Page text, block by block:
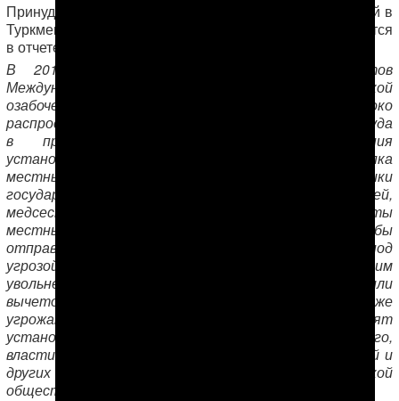
Принудительный труд является крупнейшей проблемой в
Туркменистане в отношении торговли людьми, говорится
в отчете Госдепа.
В 2016 году в докладе Комитета экспертов
Международной организации труда «с глубокой
озабоченностью отмечается широко
распространенное применение принудительного труда
в производстве хлопка». Для соблюдения
установленного правительством плана на сбор хлопка
местные власти требуют, чтобы работники
государственного сектора, включая учителей, врачей,
медсестер и других служащих, а также студенты
местных учебных заведений, солдаты срочной службы
отправлялись на хлопок без оплаты их труда или под
угрозой наказания. Чиновники угрожают госслужащим
увольнением, сокращением рабочего времени или
вычетом заработной платы. Дехканам власти также
угрожают потерей земли, если те не выполнят
установленный правительством план. Кроме того,
власти принудительно мобилизуют учителей, врачей и
других государственных служащих для такой
общественной работы, как посадка деревьев.